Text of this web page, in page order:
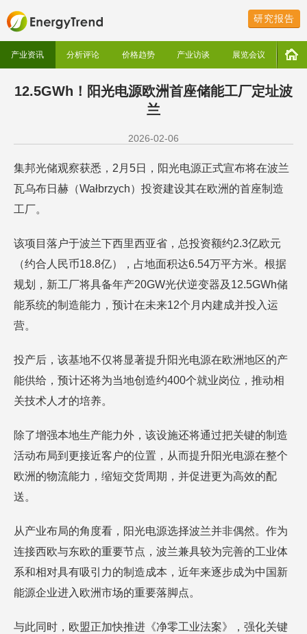
研究报告
产业资讯 分析评论 价格趋势 产业访谈 展览会议
12.5GWh！阳光电源欧洲首座储能工厂定址波
兰
2026-02-06
集邦光储观察获悉，2月5日，阳光电源正式宣布将在波兰
瓦乌布日赫（Wałbrzych）投资建设其在欧洲的首座制造
工厂。
该项目落户于波兰下西里西亚省，总投资额约2.3亿欧元
（约合人民币18.8亿），占地面积达6.54万平方米。根据
规划，新工厂将具备年产20GW光伏逆变器及12.5GWh储
能系统的制造能力，预计在未来12个月内建成并投入运
营。
投产后，该基地不仅将显著提升阳光电源在欧洲地区的产
能供给，预计还将为当地创造约400个就业岗位，推动相
关技术人才的培养。
除了增强本地生产能力外，该设施还将通过把关键的制造
活动布局到更接近客户的位置，从而提升阳光电源在整个
欧洲的物流能力，缩短交货周期，并促进更为高效的配
送。
从产业布局的角度看，阳光电源选择波兰并非偶然。作为
连接西欧与东欧的重要节点，波兰兼具较为完善的工业体
系和相对具有吸引力的制造成本，近年来逐步成为中国新
能源企业进入欧洲市场的重要落脚点。
与此同时，欧盟正加快推进《净零工业法案》，强化关键